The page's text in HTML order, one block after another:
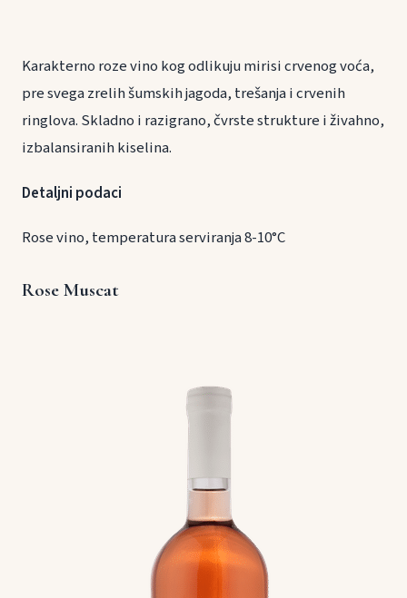
Karakterno roze vino kog odlikuju mirisi crvenog voća,
pre svega zrelih šumskih jagoda, trešanja i crvenih
ringlova. Skladno i razigrano, čvrste strukture i živahno,
izbalansiranih kiselina.
Detaljni podaci
Rose vino, temperatura serviranja 8-10°C
Rose Muscat